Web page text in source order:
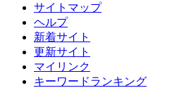
サイトマップ
ヘルプ
新着サイト
更新サイト
マイリンク
キーワードランキング